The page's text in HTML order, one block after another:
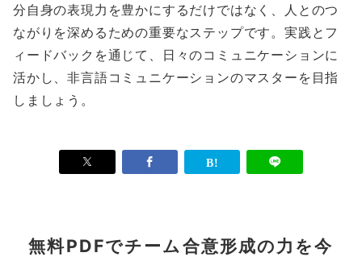
分自身の表現力を豊かにするだけではなく、人とのつ
ながりを深めるための重要なステップです。実践とフ
ィードバックを通じて、日々のコミュニケーションに
活かし、非言語コミュニケーションのマスターを目指
しましょう。
無料PDFでチーム合意形成の力を今